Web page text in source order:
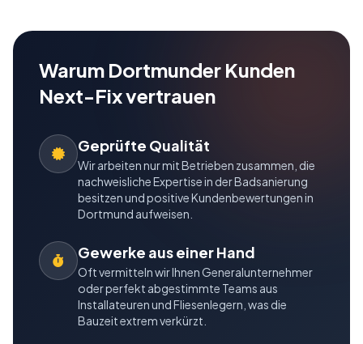
Warum Dortmunder Kunden
Next-Fix vertrauen
Geprüfte Qualität
Wir arbeiten nur mit Betrieben zusammen, die
nachweisliche Expertise in der Badsanierung
besitzen und positive Kundenbewertungen in
Dortmund aufweisen.
Gewerke aus einer Hand
Oft vermitteln wir Ihnen Generalunternehmer
oder perfekt abgestimmte Teams aus
Installateuren und Fliesenlegern, was die
Bauzeit extrem verkürzt.